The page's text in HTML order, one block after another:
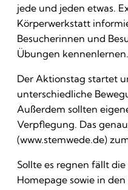
jede und jeden etwas.
Körperwerkstatt
Besucherinnen und
Übungen kennenlernen.
Der Aktionstag startet
unterschiedliche
Außerdem sollten
Verpflegung. Das
(www.stemwede.de)
Sollte es regnen fällt
Homepage sowie in